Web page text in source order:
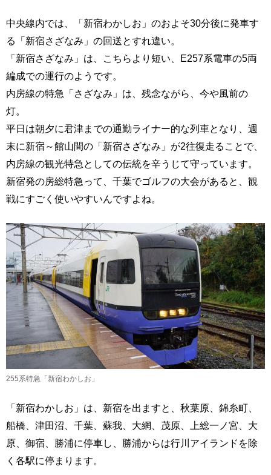
中央線内では、「新宿わかしお」のおよそ30分後に発車す
る「新宿さざなみ」の回送とすれ違い。
「新宿さざなみ」は、こちらより短い、E257系電車の5両
編成での運行のようです。
内房線の特急「さざなみ」は、残念ながら、今や風前の
灯。
平日は朝夕に君津までの通勤ライナー的な列車となり、週
末に新宿～館山間の「新宿さざなみ」が2往復走ることで、
内房線の観光特急としての伝統を辛うじて守っています。
新宿発の房総特急って、千葉でゴルフの大会があると、観
戦にすごく使いやすいんですよね。
255系特急「新宿わかしお」
「新宿わかしお」は、新宿を出ますと、秋葉原、錦糸町、
船橋、津田沼、千葉、蘇我、大網、茂原、上総一ノ宮、大
原、御宿、勝浦に停車し、勝浦からは行川アイランドを除
く各駅に停まります。